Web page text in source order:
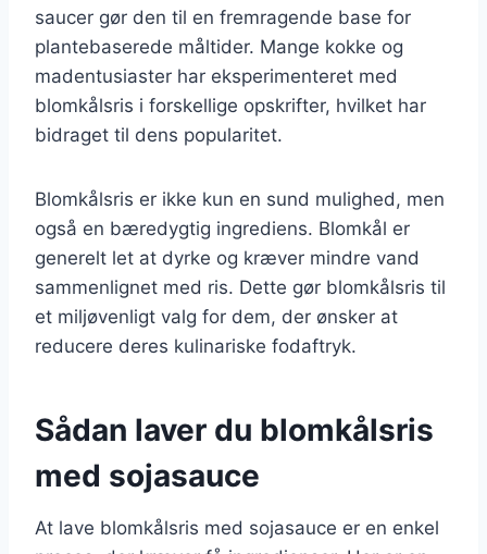
saucer gør den til en fremragende base for
plantebaserede måltider. Mange kokke og
madentusiaster har eksperimenteret med
blomkålsris i forskellige opskrifter, hvilket har
bidraget til dens popularitet.
Blomkålsris er ikke kun en sund mulighed, men
også en bæredygtig ingrediens. Blomkål er
generelt let at dyrke og kræver mindre vand
sammenlignet med ris. Dette gør blomkålsris til
et miljøvenligt valg for dem, der ønsker at
reducere deres kulinariske fodaftryk.
Sådan laver du blomkålsris
med sojasauce
At lave blomkålsris med sojasauce er en enkel